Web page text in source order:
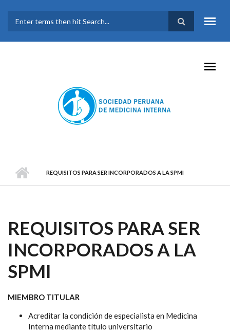
FORMULARIO DE
BÚSQUEDA
REQUISITOS PARA SER INCORPORADOS A LA SPMI
REQUISITOS PARA SER
INCORPORADOS A LA
SPMI
MIEMBRO TITULAR
Acreditar la condición de especialista en Medicina
Interna mediante título universitario